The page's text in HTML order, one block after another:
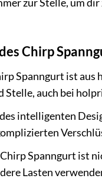
Chirp
Spanngurt ist
Stelle, auch bei
intelligenten
Spanngurt ist
Lasten